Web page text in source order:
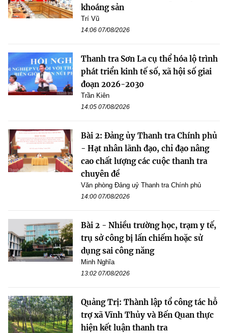
khoáng sản
Trí Vũ
14:06 07/08/2026
Thanh tra Sơn La cụ thể hóa lộ trình
phát triển kinh tế số, xã hội số giai
đoạn 2026-2030
Trần Kiên
14:05 07/08/2026
Bài 2: Đảng ủy Thanh tra Chính phủ
- Hạt nhân lãnh đạo, chỉ đạo nâng
cao chất lượng các cuộc thanh tra
chuyên đề
Văn phòng Đảng uỷ Thanh tra Chính phủ
14:00 07/08/2026
Bài 2 - Nhiều trường học, trạm y tế,
trụ sở công bị lấn chiếm hoặc sử
dụng sai công năng
Minh Nghĩa
13:02 07/08/2026
Quảng Trị: Thành lập tổ công tác hỗ
trợ xã Vĩnh Thủy và Bến Quan thực
hiện kết luận thanh tra